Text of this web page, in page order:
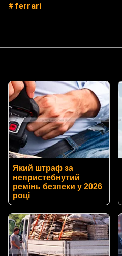
ferrari
Який штраф за
непристебнутий
ремінь безпеки у 2026
році